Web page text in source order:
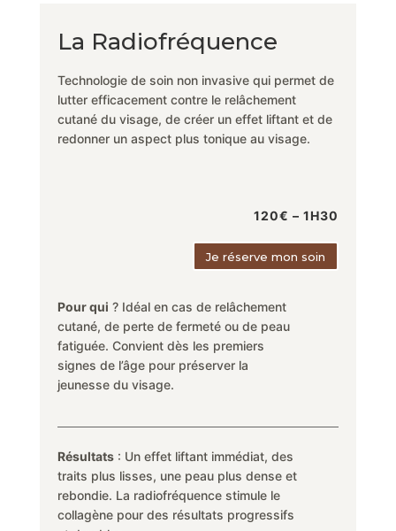
La Radiofréquence
Technologie de soin non invasive qui permet de
lutter efficacement contre le relâchement
cutané du visage, de créer un effet liftant et de
redonner un aspect plus tonique au visage.
120€ – 1H30
Je réserve mon soin
Pour qui ? Idéal en cas de relâchement
cutané, de perte de fermeté ou de peau
fatiguée. Convient dès les premiers
signes de l’âge pour préserver la
jeunesse du visage.
Résultats: Un effet liftant immédiat, des
traits plus lisses, une peau plus dense et
rebondie. La radiofréquence stimule le
collagène pour des résultats progressifs